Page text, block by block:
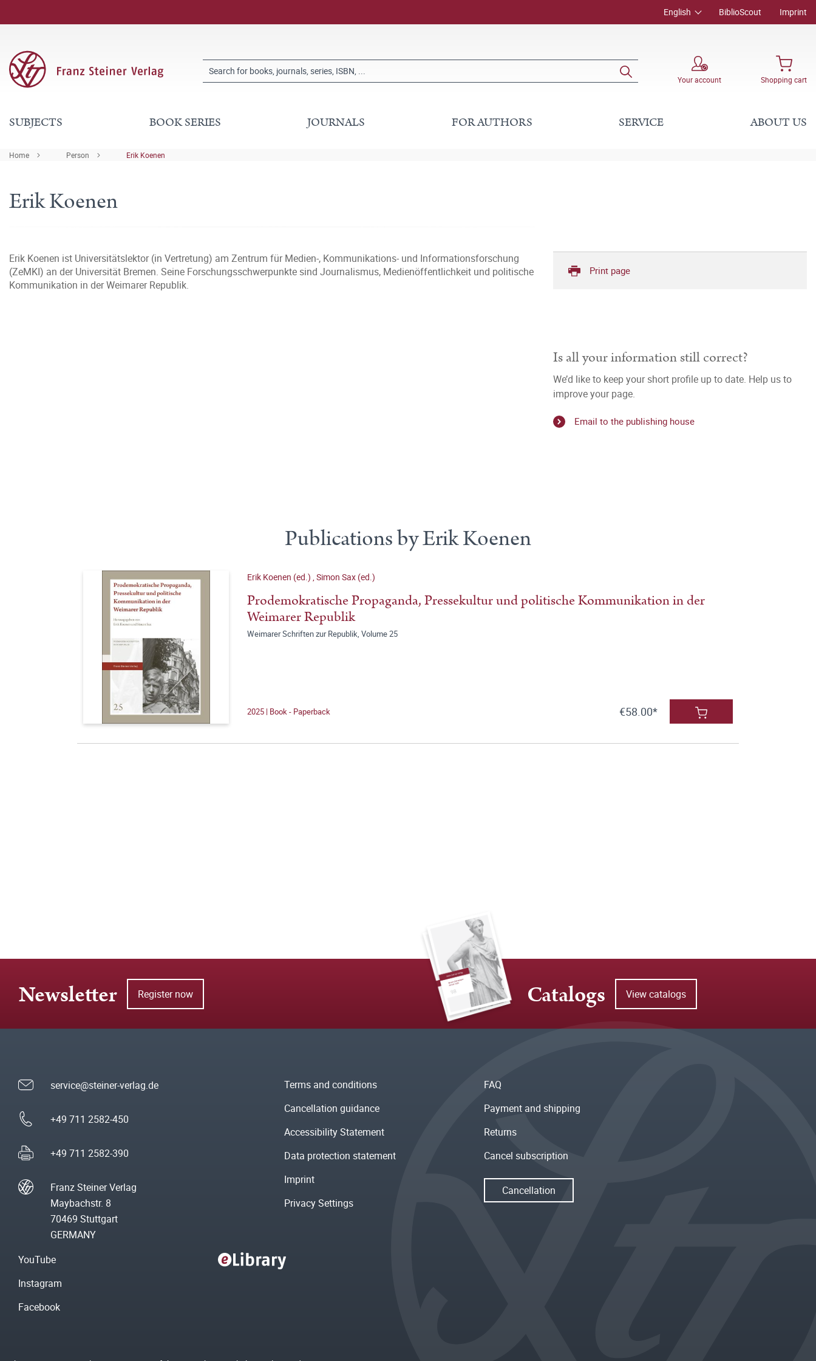
English BiblioScout Imprint
Your account Shopping cart
SUBJECTS BOOK SERIES JOURNALS FOR AUTHORS SERVICE ABOUT US
Home Person Erik Koenen
Erik Koenen
Erik Koenen ist Universitätslektor (in Vertretung) am Zentrum für Medien-, Kommunikations- und Informationsforschung
(ZeMKI) an der Universität Bremen. Seine Forschungsschwerpunkte sind Journalismus, Medienöffentlichkeit und politische
Kommunikation in der Weimarer Republik.
Print page
Is all your information still correct?
We’d like to keep your short profile up to date. Help us to
improve your page.
Email to the publishing house
Publications by Erik Koenen
Erik Koenen (ed.) ,Simon Sax (ed.)
Prodemokratische Propaganda, Pressekultur und politische Kommunikation in der
Weimarer Republik
Weimarer Schriften zur Republik, Volume 25
2025 | Book - Paperback €58.00*
Newsletter Register now Catalogs View catalogs
service@steiner-verlag.de
+49 711 2582-450
+49 711 2582-390
Franz Steiner Verlag
Maybachstr. 8
70469 Stuttgart
GERMANY
Terms and conditions
Cancellation guidance
Accessibility Statement
Data protection statement
Imprint
Privacy Settings
FAQ
Payment and shipping
Returns
Cancel subscription
Cancellation
YouTube
Instagram
Facebook